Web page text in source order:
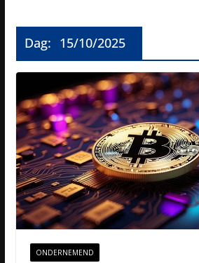
Dag: 15/10/2025
ONDERNEMEND